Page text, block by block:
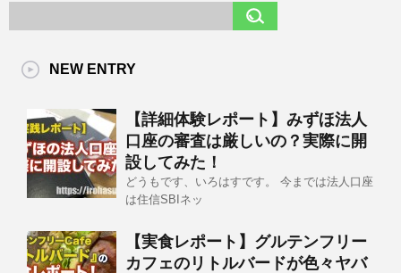
NEW ENTRY
【詳細体験レポート】みずほ法人
口座の審査は厳しいの？実際に開
設してみた！
どうもです、いろはすです。 今までは法人口座
は住信SBIネッ
【実食レポート】グルテンフリー
カフェのリトルバードが色々ヤバ